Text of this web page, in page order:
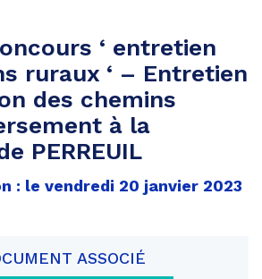
‘ entretien
ruraux ‘ – Entretien
des chemins
à la
PERREUIL
: le vendredi 20 janvier 2023
ASSOCIÉ